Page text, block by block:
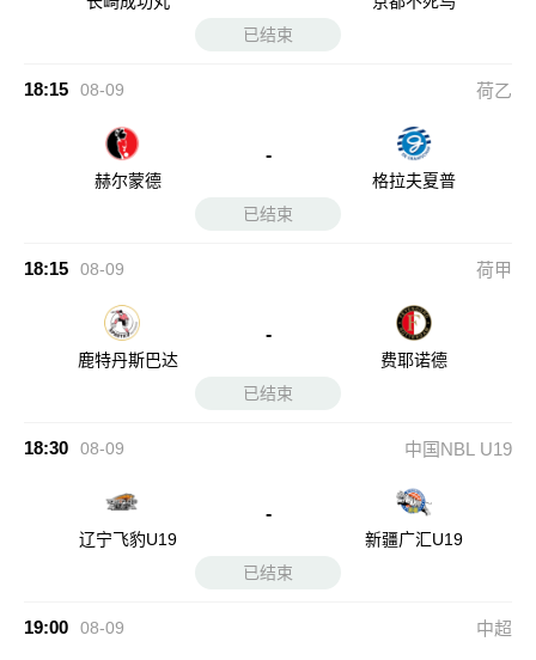
已结束
18:15 08-09 荷乙
赫尔蒙德
-
格拉夫夏普
已结束
18:15 08-09 荷甲
鹿特丹斯巴达
-
费耶诺德
已结束
18:30 08-09 中国NBL U19
辽宁飞豹U19
-
新疆广汇U19
已结束
19:00 08-09 中超